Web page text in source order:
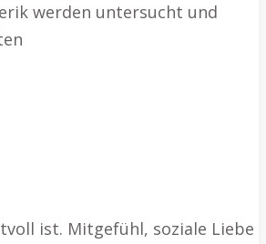
werden untersucht und
ist. Mitgefühl, soziale Liebe